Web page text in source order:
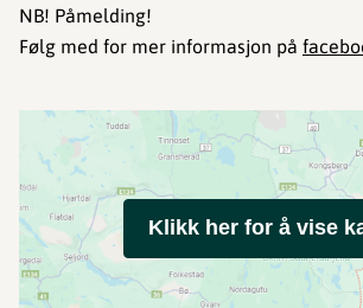
NB! Påmelding!
Følg med for mer informasjon på
Klikk her for å vise